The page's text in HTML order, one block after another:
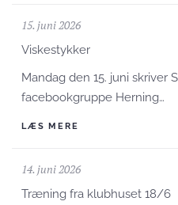
15. juni 2026
Viskestykker
Mandag den 15. juni skriver
facebookgruppe Herning…
LÆS MERE
14. juni 2026
Træning fra klubhuset 18/6